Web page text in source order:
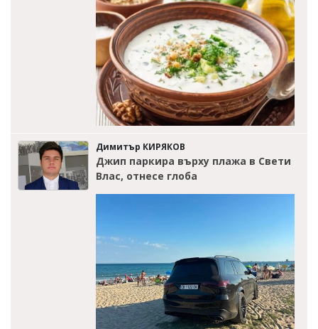
Димитър КИРЯКОВ
Джип паркира върху плажа в Свети
Влас, отнесе глоба